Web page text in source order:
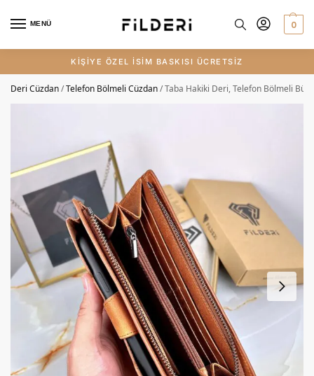
MENÜ 0
KİŞİYE ÖZEL İSİM BASKISI ÜCRETSİZ
Deri Cüzdan/Telefon Bölmeli Cüzdan/Taba Hakiki Deri, Telefon Bölmeli